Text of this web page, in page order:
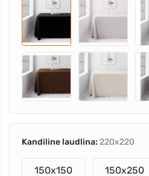
Kandiline laudlina: 220x220
150x150 150x250